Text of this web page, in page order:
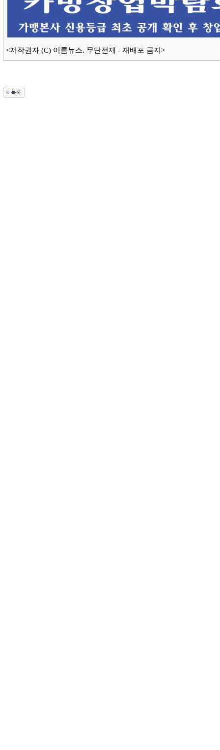
<저작권자 (C) 이름뉴스. 무단전제 - 재배포 금지>